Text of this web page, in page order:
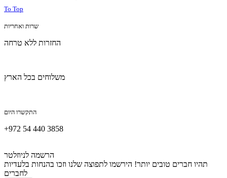
To Top
שרות ואחריות
החזרות ללא טרחה
משלוחים בכל הארץ
התקשרו היום
+972 54 440 3858
הרשמה לניוזלטר
תהיו חברים טובים יותר! הירשמו לתפוצה שלנו וזכו בהנחות בלעדיות
לחברים